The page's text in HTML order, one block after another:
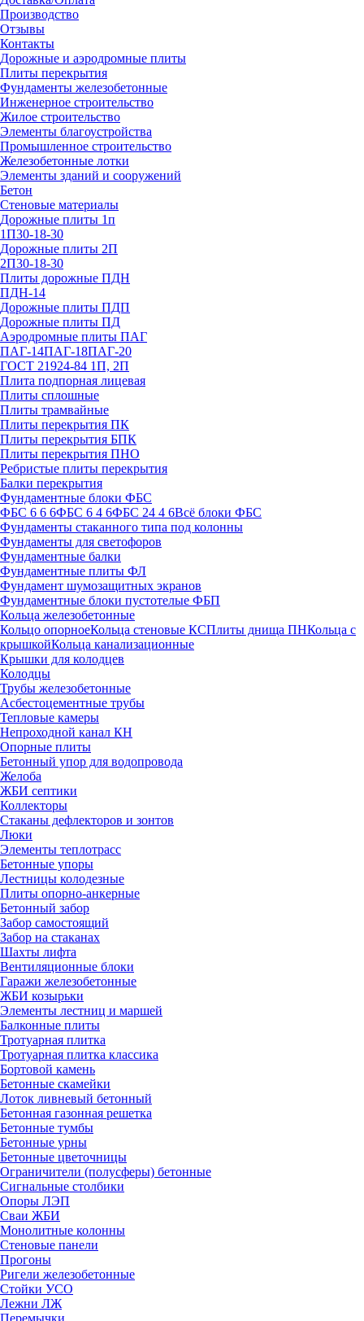
Производство
Отзывы
Контакты
Дорожные и аэродромные плиты
Плиты перекрытия
Фундаменты железобетонные
Инженерное строительство
Жилое строительство
Элементы благоустройства
Промышленное строительство
Железобетонные лотки
Элементы зданий и сооружений
Бетон
Стеновые материалы
Дорожные плиты 1п
1П30-18-30
Дорожные плиты 2П
2П30-18-30
Плиты дорожные ПДН
ПДН-14
Дорожные плиты ПДП
Дорожные плиты ПД
Аэродромные плиты ПАГ
ПАГ-14ПАГ-18ПАГ-20
ГОСТ 21924-84 1П, 2П
Плита подпорная лицевая
Плиты сплошные
Плиты трамвайные
Плиты перекрытия ПК
Плиты перекрытия БПК
Плиты перекрытия ПНО
Ребристые плиты перекрытия
Балки перекрытия
Фундаментные блоки ФБС
ФБС 6 6 6ФБС 6 4 6ФБС 24 4 6Всё блоки ФБС
Фундаменты стаканного типа под колонны
Фундаменты для светофоров
Фундаментные балки
Фундаментные плиты ФЛ
Фундамент шумозащитных экранов
Фундаментные блоки пустотелые ФБП
Кольца железобетонные
Кольцо опорноеКольца стеновые КСПлиты днища ПНКольца с
крышкойКольца канализационные
Крышки для колодцев
Колодцы
Трубы железобетонные
Асбестоцементные трубы
Тепловые камеры
Непроходной канал КН
Опорные плиты
Бетонный упор для водопровода
Желоба
ЖБИ септики
Коллекторы
Стаканы дефлекторов и зонтов
Люки
Элементы теплотрасс
Бетонные упоры
Лестницы колодезные
Плиты опорно-анкерные
Бетонный забор
Забор самостоящий
Забор на стаканах
Шахты лифта
Вентиляционные блоки
Гаражи железобетонные
ЖБИ козырьки
Элементы лестниц и маршей
Балконные плиты
Тротуарная плитка
Тротуарная плитка классика
Бортовой камень
Бетонные скамейки
Лоток ливневый бетонный
Бетонная газонная решетка
Бетонные тумбы
Бетонные урны
Бетонные цветочницы
Ограничители (полусферы) бетонные
Сигнальные столбики
Опоры ЛЭП
Сваи ЖБИ
Монолитные колонны
Стеновые панели
Прогоны
Ригели железобетонные
Стойки УСО
Лежни ЛЖ